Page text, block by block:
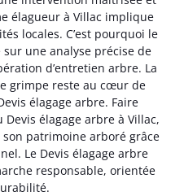
élagueur à Villac implique
locales. C’est pourquoi le
une analyse précise de
d’entretien arbre. La
grimpe reste au cœur de
élagage arbre. Faire
élagage arbre à Villac,
patrimoine arboré grâce
Le Devis élagage arbre
responsable, orientée